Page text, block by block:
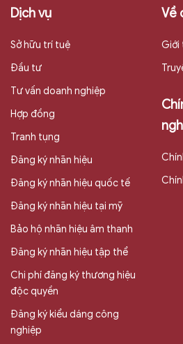
Dịch vụ
Sở hữu trí tuệ
Đầu tư
Tư vấn doanh nghiệp
Hợp đồng
Tranh tụng
Đăng ký nhãn hiệu
Đăng ký nhãn hiệu quốc tế
Đăng ký nhãn hiệu tại mỹ
Bảo hộ nhãn hiệu âm thanh
Đăng ký nhãn hiệu tập thể
Chi phí đăng ký thương hiệu
độc quyền
Đăng ký kiểu dáng công
nghiệp
Về
Giới